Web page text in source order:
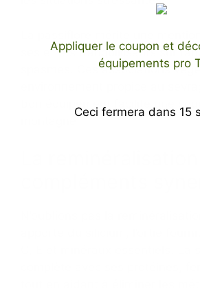
ses effets tranquillisants sur
spasmes. Ces associations
montagne.
Appliquer le coupon et
équipements pro
Ceci fermera dans 14